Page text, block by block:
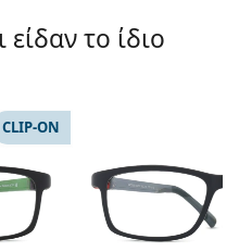
είδαν το ίδιο
CLIP-ON